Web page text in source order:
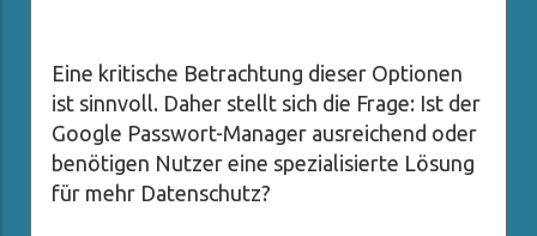
Eine kritische Betrachtung dieser Optionen
ist sinnvoll. Daher stellt sich die Frage: Ist der
Google Passwort-Manager ausreichend oder
benötigen Nutzer eine spezialisierte Lösung
für mehr Datenschutz?